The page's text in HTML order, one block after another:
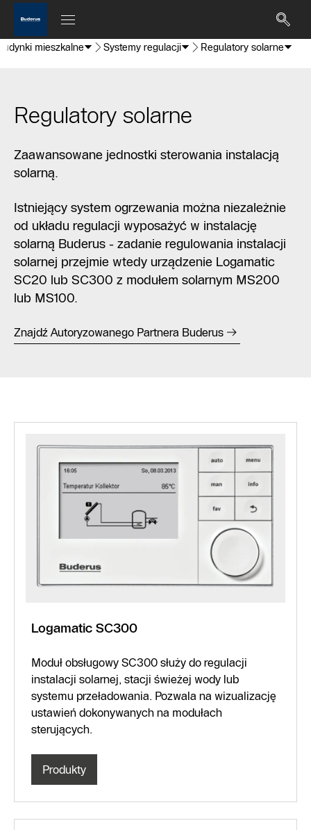
mieszkalne Systemy regulacji Regulatory solarne
Regulatory solarne
Zaawansowane jednostki sterowania instalacją
solarną.
Istniejący system ogrzewania można niezależnie
od układu regulacji wyposażyć w instalację
solarną Buderus - zadanie regulowania instalacji
solarnej przejmie wtedy urządzenie Logamatic
SC20 lub SC300 z modułem solarnym MS200
lub MS100.
Znajdź Autoryzowanego Partnera Buderus
Logamatic SC300
Moduł obsługowy SC300 służy do regulacji
instalacji solarnej, stacji świeżej wody lub
systemu przeładowania. Pozwala na wizualizację
ustawień dokonywanych na modułach
sterujących.
Produkty